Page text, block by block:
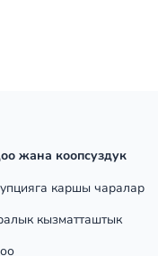
жана коопсуздук
каршы чаралар
кызматташтык